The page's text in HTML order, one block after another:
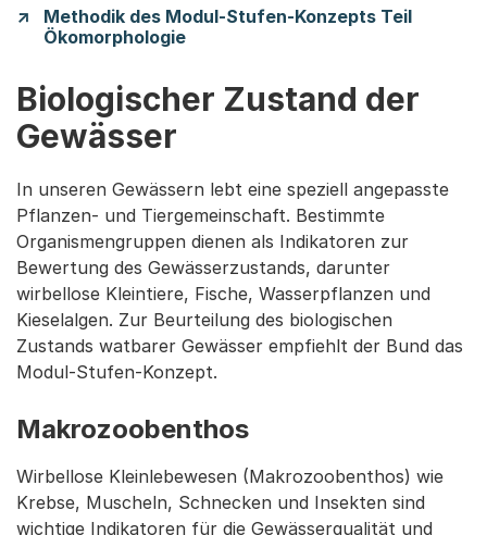
Methodik des Modul-Stufen-Konzepts Teil
Ökomorphologie
Biologischer Zustand der
Gewässer
In unseren Gewässern lebt eine speziell angepasste
Pflanzen- und Tiergemeinschaft. Bestimmte
Organismengruppen dienen als Indikatoren zur
Bewertung des Gewässerzustands, darunter
wirbellose Kleintiere, Fische, Wasserpflanzen und
Kieselalgen. Zur Beurteilung des biologischen
Zustands watbarer Gewässer empfiehlt der Bund das
Modul-Stufen-Konzept.
Makrozoobenthos
Wirbellose Kleinlebewesen (Makrozoobenthos) wie
Krebse, Muscheln, Schnecken und Insekten sind
wichtige Indikatoren für die Gewässerqualität und